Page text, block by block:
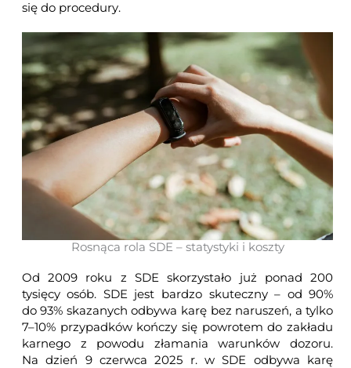
się do procedury.
Rosnąca rola SDE – statystyki i koszty
Od 2009 roku z SDE skorzystało już ponad 200
tysięcy osób. SDE jest bardzo skuteczny – od 90%
do 93% skazanych odbywa karę bez naruszeń, a tylko
7–10% przypadków kończy się powrotem do zakładu
karnego z powodu złamania warunków dozoru.
Na dzień 9 czerwca 2025 r. w SDE odbywa karę